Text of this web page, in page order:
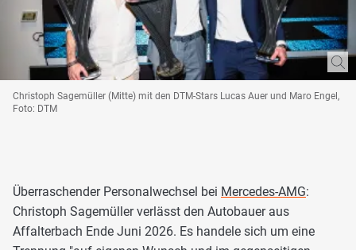
Christoph Sagemüller (Mitte) mit den DTM-Stars Lucas Auer und Maro Engel,
Foto: DTM
Überraschender Personalwechsel bei Mercedes-AMG:
Christoph Sagemüller verlässt den Autobauer aus
Affalterbach Ende Juni 2026. Es handele sich um eine